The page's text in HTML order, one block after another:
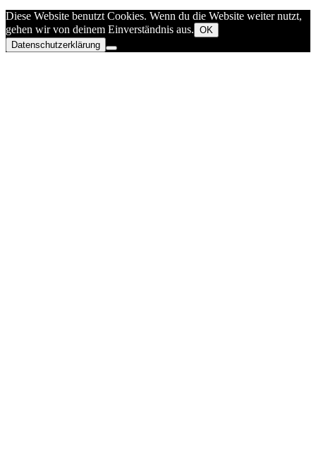
Diese Website benutzt Cookies. Wenn du die Website weiter nutzt,
gehen wir von deinem Einverständnis aus. OK
Datenschutzerklärung